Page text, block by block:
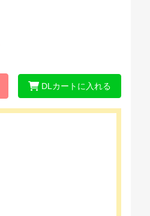
DLカートに入れる